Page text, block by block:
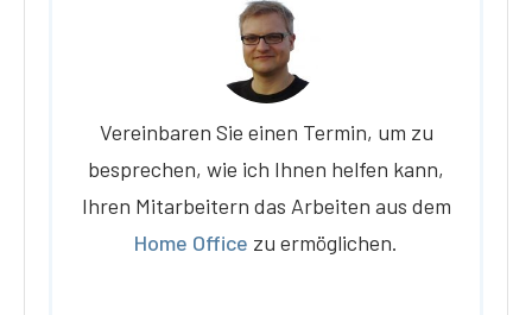
Vereinbaren Sie einen Termin, um zu
besprechen, wie ich Ihnen helfen kann,
Ihren Mitarbeitern das Arbeiten aus dem
Home Office zu ermöglichen.